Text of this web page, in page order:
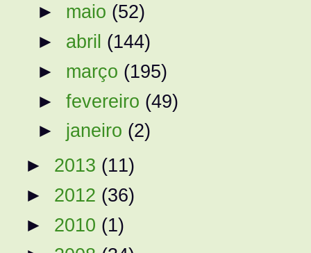
► maio (52)
► abril (144)
► março (195)
►fevereiro (49)
► janeiro (2)
► 2013 (11)
► 2012 (36)
► 2010 (1)